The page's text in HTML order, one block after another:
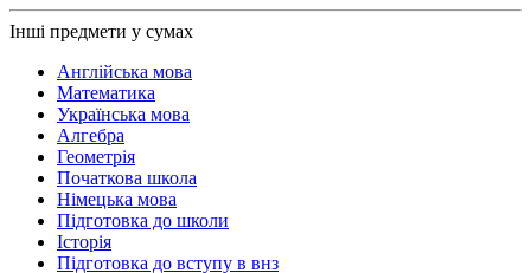
Інші предмети у сумах
Англійська мова
Математика
Українська мова
Алгебра
Геометрія
Початкова школа
Німецька мова
Підготовка до школи
Історія
Підготовка до вступу в внз